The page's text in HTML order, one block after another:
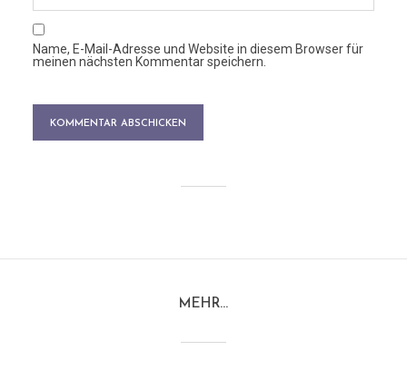
Name, E-Mail-Adresse und Website in diesem Browser für
meinen nächsten Kommentar speichern.
MEHR…